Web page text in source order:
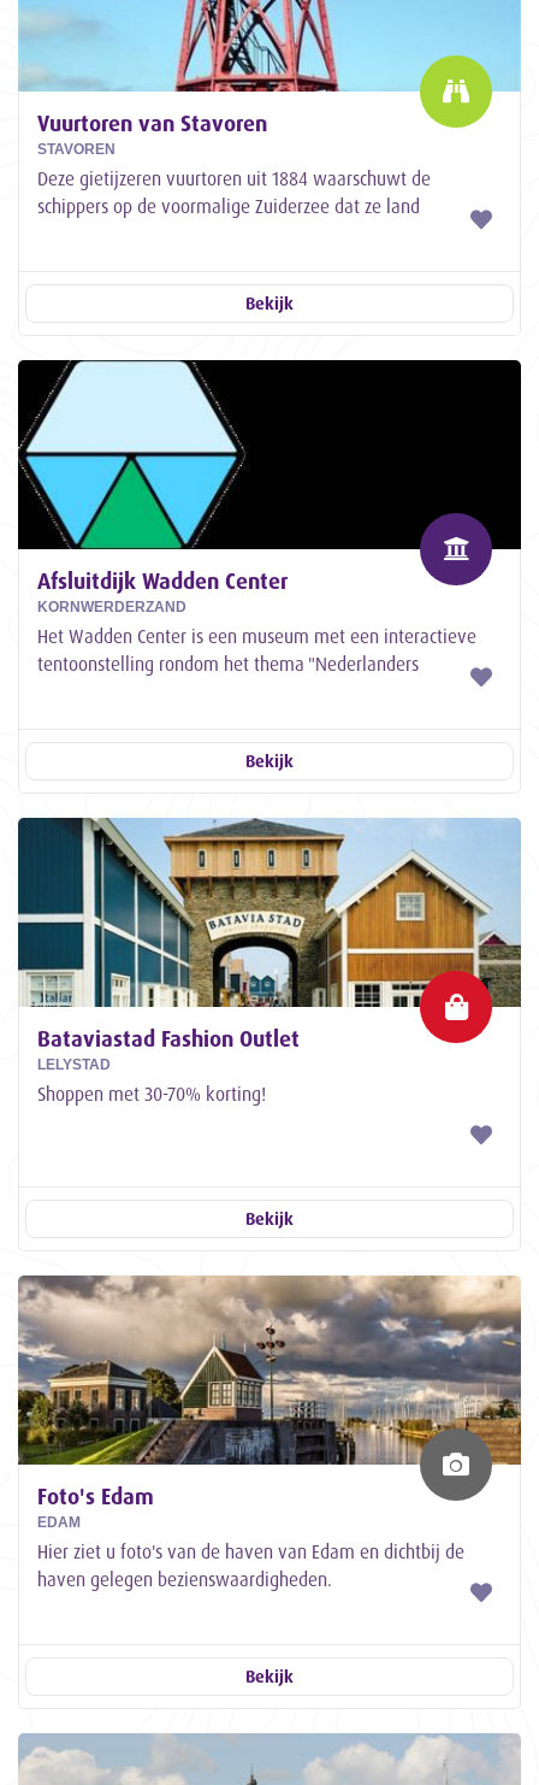
Vuurtoren van Stavoren
STAVOREN
Deze gietijzeren vuurtoren uit 1884 waarschuwt de
schippers op de voormalige Zuiderzee dat ze land
Bekijk
Afsluitdijk Wadden Center
KORNWERDERZAND
Het Wadden Center is een museum met een interactieve
tentoonstelling rondom het thema "Nederlanders
Bekijk
Bataviastad Fashion Outlet
LELYSTAD
Shoppen met 30-70% korting!
Bekijk
Foto's Edam
EDAM
Hier ziet u foto's van de haven van Edam en dichtbij de
haven gelegen bezienswaardigheden.
Bekijk